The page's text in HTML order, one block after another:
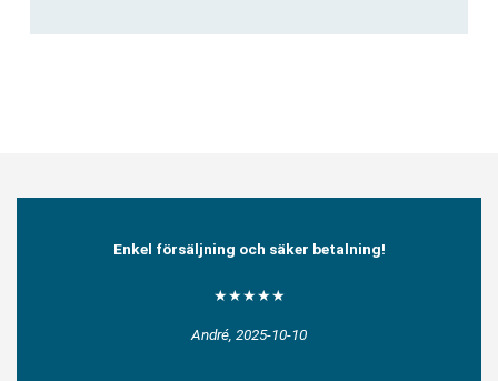
Enkel försäljning och säker betalning!
★★★★★
André, 2025-10-10